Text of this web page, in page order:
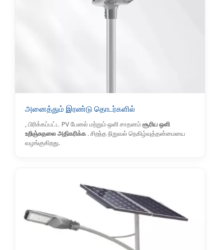
அனைத்தும் இரண்டு தொடர்களில்
, பிரிக்கப்பட்ட PV பேனல் மற்றும் ஒளி சாதனம்சூரிய ஒளி
உறிஞ்சுதலை அதிகரிக்க . சிறந்த நிறுவல் நெகிழ்வுத்தன்மையை
வழங்குகிறது.